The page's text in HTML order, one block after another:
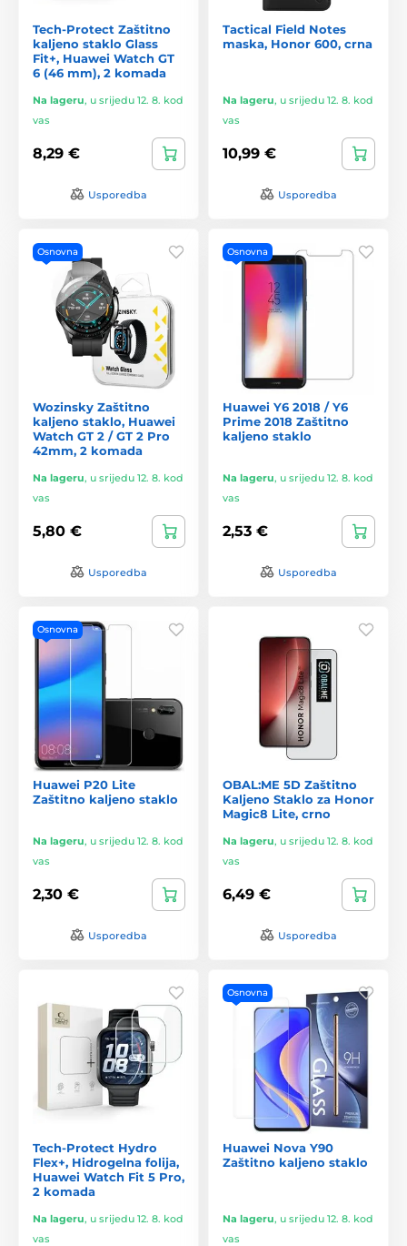
Tech-Protect Zaštitno
kaljeno staklo Glass
Fit+, Huawei Watch GT
6 (46 mm), 2 komada
Na lageru, u srijedu 12. 8. kod
vas
8,29 €
Usporedba
Tactical Field Notes
maska, Honor 600, crna
Na lageru, u srijedu 12. 8. kod
vas
10,99 €
Usporedba
Osnovna
Wozinsky Zaštitno
kaljeno staklo, Huawei
Watch GT 2 / GT 2 Pro
42mm, 2 komada
Na lageru, u srijedu 12. 8. kod
vas
5,80 €
Usporedba
Osnovna
Huawei Y6 2018 / Y6
Prime 2018 Zaštitno
kaljeno staklo
Na lageru, u srijedu 12. 8. kod
vas
2,53 €
Usporedba
Osnovna
Huawei P20 Lite
Zaštitno kaljeno staklo
Na lageru, u srijedu 12. 8. kod
vas
2,30 €
Usporedba
OBAL:ME 5D Zaštitno
Kaljeno Staklo za Honor
Magic8 Lite, crno
Na lageru, u srijedu 12. 8. kod
vas
6,49 €
Usporedba
Tech-Protect Hydro
Flex+, Hidrogelna folija,
Huawei Watch Fit 5 Pro,
2 komada
Na lageru, u srijedu 12. 8. kod
vas
Osnovna
Huawei Nova Y90
Zaštitno kaljeno staklo
Na lageru, u srijedu 12. 8. kod
vas